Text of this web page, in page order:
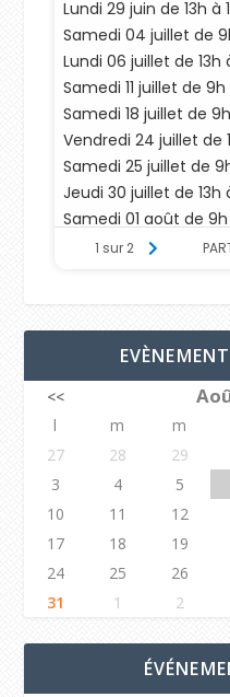
<<
l
m m
27
28 29
3
4 5
10
11 12
17
18 19
24
25 26
31
1 2